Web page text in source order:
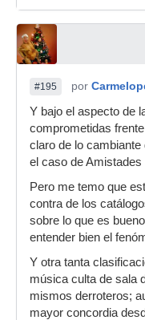
#195 por
Y bajo el aspecto de
comprometidas
claro de lo
el caso de
Pero me temo que
contra de los
sobre lo que es
entender bien el
Y otra tanta
música culta de sala
mismos derroteros;
mayor concordia